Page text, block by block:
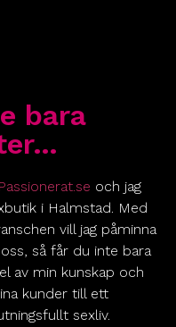
bara
Passionerat.se och jag
i Halmstad. Med
vill jag påminna
så får du inte bara
av min kunskap och
kunder till ett
sexliv.